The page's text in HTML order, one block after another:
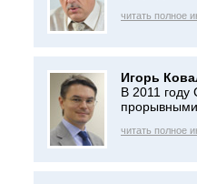
читать полное
Игорь
В 2011 году
читать полное